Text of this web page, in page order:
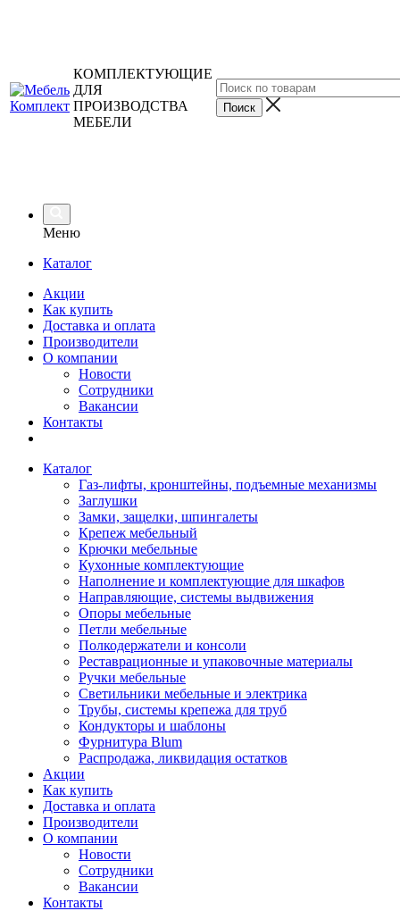
КОМПЛЕКТУЮЩИЕ
ДЛЯ
ПРОИЗВОДСТВА
МЕБЕЛИ
Меню
Каталог
Акции
Как купить
Доставка и оплата
Производители
О компании
Новости
Сотрудники
Вакансии
Контакты
Каталог
Газ-лифты, кронштейны, подъемные механизмы
Заглушки
Замки, защелки, шпингалеты
Крепеж мебельный
Крючки мебельные
Кухонные комплектующие
Наполнение и комплектующие для шкафов
Направляющие, системы выдвижения
Опоры мебельные
Петли мебельные
Полкодержатели и консоли
Реставрационные и упаковочные материалы
Ручки мебельные
Светильники мебельные и электрика
Трубы, системы крепежа для труб
Кондукторы и шаблоны
Фурнитура Blum
Распродажа, ликвидация остатков
Акции
Как купить
Доставка и оплата
Производители
О компании
Новости
Сотрудники
Вакансии
Контакты